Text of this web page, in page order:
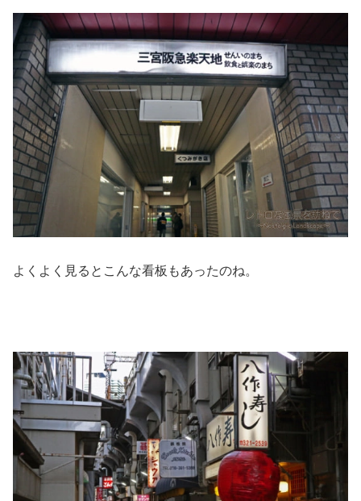
よくよく見るとこんな看板もあったのね。